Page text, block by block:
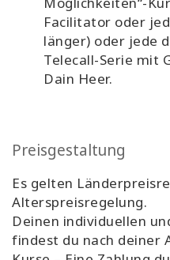
Facilitator oder
länger) oder jede
Telecall-Serie mit
Dain Heer.
Preisgestaltung
Es gelten
Alterspreisregelung.
Deinen individuellen
findest du nach deiner